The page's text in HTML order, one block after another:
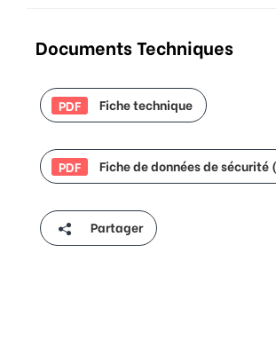
Documents Techniques
PDF Fiche technique
PDF Fiche de données de sécurité
Partager